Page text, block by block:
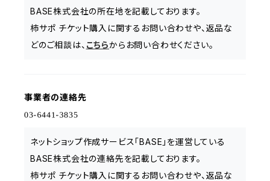
BASE株式会社の所在地を記載しております。
柿サポ チケット購入に関するお問い合わせや、返品な
どのご相談は、 こちらからお問い合わせください。
事業者の連絡先
ネットショップ作成サービス「BASE」を運営している
BASE株式会社の連絡先を記載しております。
柿サポ チケット購入に関するお問い合わせや、返品な